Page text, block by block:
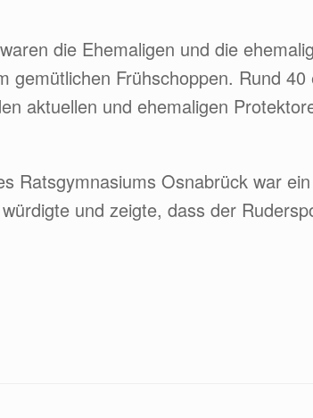
die Ehemaligen und die
gemütlichen Frühschoppen. Rund
aktuellen und ehemaligen
Ratsgymnasiums Osnabrück war
und zeigte, dass der